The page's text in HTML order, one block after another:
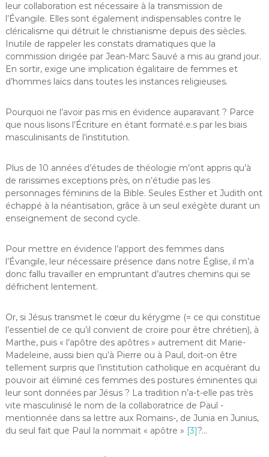
leur collaboration est nécessaire à la transmission de
l’Évangile. Elles sont également indispensables contre le
cléricalisme qui détruit le christianisme depuis des siècles.
Inutile de rappeler les constats dramatiques que la
commission dirigée par Jean-Marc Sauvé a mis au grand jour.
En sortir, exige une implication égalitaire de femmes et
d’hommes laïcs dans toutes les instances religieuses.
Pourquoi ne l’avoir pas mis en évidence auparavant ? Parce
que nous lisons l’Écriture en étant formaté.e.s par les biais
masculinisants de l’institution.
Plus de 10 années d’études de théologie m’ont appris qu’à
de rarissimes exceptions près, on n’étudie pas les
personnages féminins de la Bible. Seules Esther et Judith ont
échappé à la néantisation, grâce à un seul exégète durant un
enseignement de second cycle.
Pour mettre en évidence l’apport des femmes dans
l’Évangile, leur nécessaire présence dans notre Église, il m’a
donc fallu travailler en empruntant d’autres chemins qui se
défrichent lentement.
Or, si Jésus transmet le cœur du kérygme (= ce qui constitue
l’essentiel de ce qu’il convient de croire pour être chrétien), à
Marthe, puis « l’apôtre des apôtres » autrement dit Marie-
Madeleine, aussi bien qu’à Pierre ou à Paul, doit-on être
tellement surpris que l’institution catholique en acquérant du
pouvoir ait éliminé ces femmes des postures éminentes qui
leur sont données par Jésus ? La tradition n’a-t-elle pas très
vite masculinisé le nom de la collaboratrice de Paul -
mentionnée dans sa lettre aux Romains-, de Junia en Junius,
du seul fait que Paul la nommait « apôtre » [3]?…